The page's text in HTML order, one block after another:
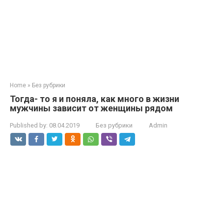
Home » Без рубрики
Тогда- то я и поняла, как много в жизни
мужчины зависит от женщины рядом
Published by: 08.04.2019 Без рубрики Admin